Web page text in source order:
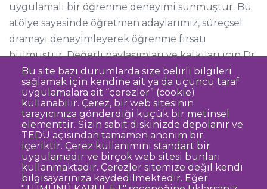
uygulamalı bir öğrenme deneyimi sunmuştur. Bu
atölye sayesinde öğretmen adaylarımız, süreçsel
dramayı deneyimleyerek öğrenme fırsatı
bulmuştur. Değerli paylaşımları ve katkıları için Dr.
Gökhan Karaosmanoğlu’na teşekkür ederiz.
Bu site bazı durumlarda size belirli bilgileri
sağlamak için kendine ait ya da üçüncü taraf
uygulamalara ait “çerezler” (cookie)
kullanabilir. Çerez, bir web sitesinin
tarayıcınıza gönderdiği küçük bir metinsel
elementtir. Sizin sabit diskinizde depolanır ve
TEDÜ açısından tamamen anonim bir
içeriktir. Çerez kullanımını standart bir
uygulamadır ve birçok web sitesi bunları
kullanmaktadır. Çerezler sitemize değil kendi
bilgisayarınıza kaydedilmektedir. Eğer
Dipnot
Sıkça Sorulan Sorular
Kişisel Verilerin Korunması
Gizlilik Politikası
Sorumluluk Reddi